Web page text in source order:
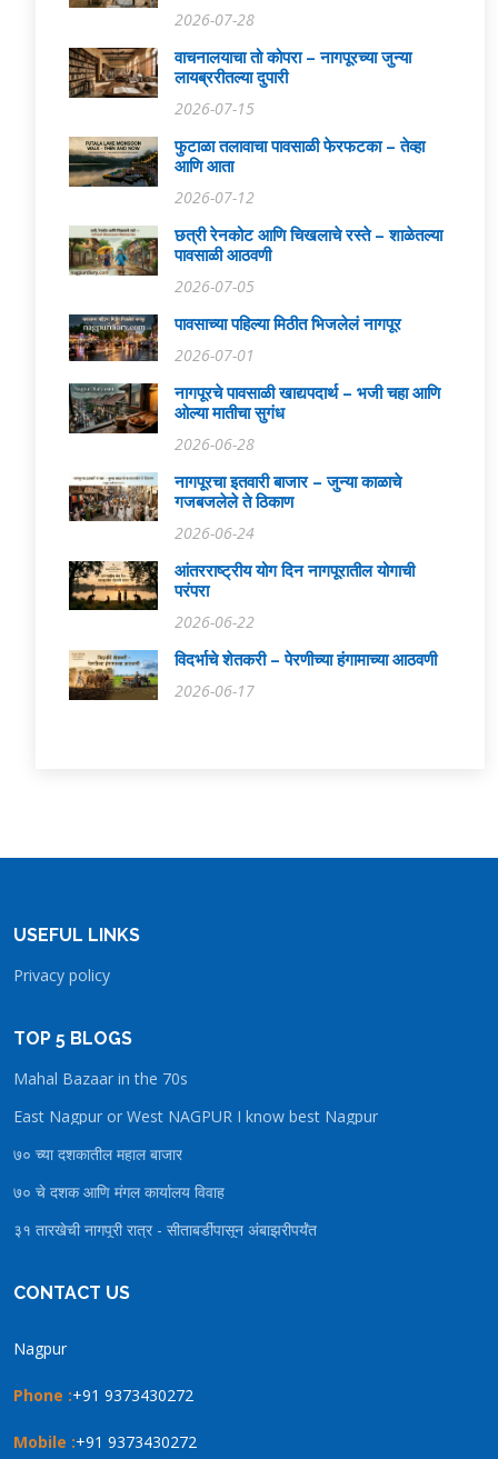
2026-07-28
वाचनालयाचा तो कोपरा – नागपूरच्या जुन्या
लायब्ररीतल्या दुपारी
2026-07-15
फुटाळा तलावाचा पावसाळी फेरफटका – तेव्हा
आणि आता
2026-07-12
छत्री रेनकोट आणि चिखलाचे रस्ते – शाळेतल्या
पावसाळी आठवणी
2026-07-05
पावसाच्या पहिल्या मिठीत भिजलेलं नागपूर
2026-07-01
नागपूरचे पावसाळी खाद्यपदार्थ – भजी चहा आणि
ओल्या मातीचा सुगंध
2026-06-28
नागपूरचा इतवारी बाजार – जुन्या काळाचे
गजबजलेले ते ठिकाण
2026-06-24
आंतरराष्ट्रीय योग दिन नागपूरातील योगाची
परंपरा
2026-06-22
विदर्भाचे शेतकरी – पेरणीच्या हंगामाच्या आठवणी
2026-06-17
USEFUL LINKS
Privacy policy
TOP 5 BLOGS
Mahal Bazaar in the 70s
East Nagpur or West NAGPUR I know best Nagpur
७० च्या दशकातील महाल बाजार
७० चे दशक आणि मंगल कार्यालय विवाह
३१ तारखेची नागपूरी रात्र - सीताबर्डीपासून अंबाझरीपर्यंत
CONTACT US
Nagpur
Phone :+91 9373430272
Mobile :+91 9373430272